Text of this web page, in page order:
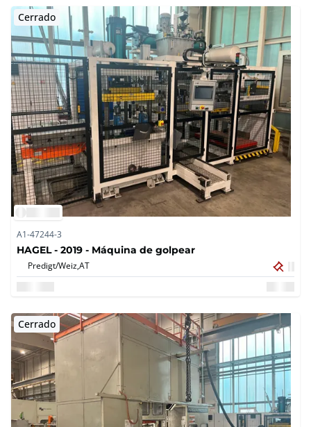
Cerrado
A1-47244-3
HAGEL - 2019 - Máquina de golpear
Predigt/Weiz,AT
Cerrado